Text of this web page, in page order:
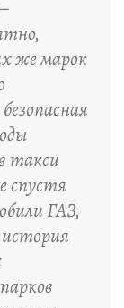
же марок
такси
спустя
ГАЗ,